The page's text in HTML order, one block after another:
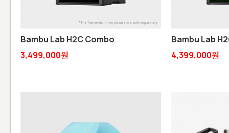
Bambu Lab H2C Combo
3,499,000원
Bambu Lab
4,399,000원